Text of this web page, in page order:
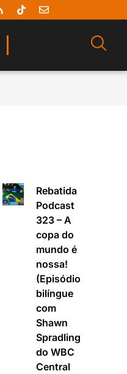
Rebatida
Podcast
323 – A
copa do
mundo é
nossa!
(Episódio
bilíngue
com
Shawn
Spradling
do WBC
Central